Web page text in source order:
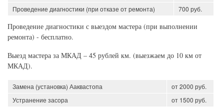
Проведение диагностики (при отказе от ремонта)
700 руб.
Проведение диагностики с выездом мастера (при выполнении
ремонта) - бесплатно.
Выезд мастера за МКАД – 45 рублей км. (выезжаем до 10 км от
МКАД).
Замена (установка) Ааквастопа
от 2000 руб.
Устранение засора
от 1500 руб.